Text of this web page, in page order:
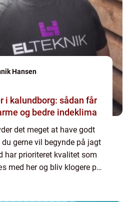
Hansen
i kalundborg: sådan får
og bedre indeklima
det meget at have godt
gerne vil begynde på jagt
har prioriteret kvalitet som
med her og bliv klogere på,